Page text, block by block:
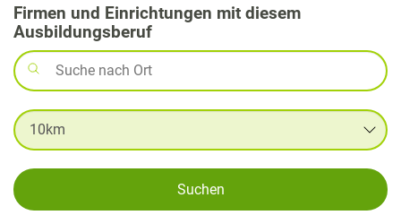
Firmen und Einrichtungen mit diesem
Ausbildungsberuf
Suchen